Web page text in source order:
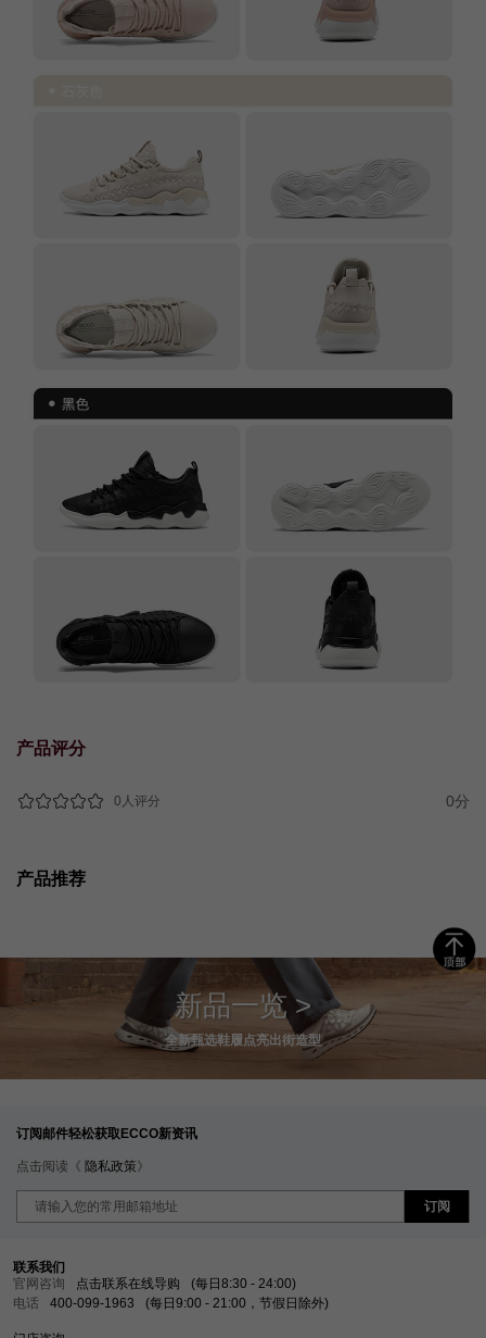
产品评分
0人评分 0分
产品推荐
新品一览 >
全新甄选鞋履点亮出街造型
订阅邮件轻松获取ECCO新资讯
点击阅读《 隐私政策》
订阅
联系我们
官网咨询
点击联系在线导购
(每日8:30 - 24:00)
电话
400-099-1963 (每日9:00 - 21:00，节假日除外)